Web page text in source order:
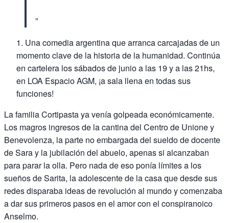
Una comedia argentina que arranca carcajadas de un
momento clave de la historia de la humanidad. Continúa
en cartelera los sábados de junio a las 19 y a las 21hs,
en LOA Espacio AGM, ¡a sala llena en todas sus
funciones!
La familia Cortipasta ya venía golpeada económicamente.
Los magros ingresos de la cantina del Centro de Unione y
Benevolenza, la parte no embargada del sueldo de docente
de Sara y la jubilación del abuelo, apenas si alcanzaban
para parar la olla. Pero nada de eso ponía límites a los
sueños de Sarita, la adolescente de la casa que desde sus
redes disparaba ideas de revolución al mundo y comenzaba
a dar sus primeros pasos en el amor con el conspiranoico
Anselmo.